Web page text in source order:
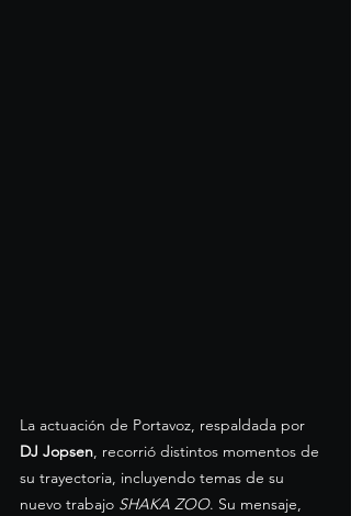
La actuación de Portavoz, respaldada por
DJ Jopsen, recorrió distintos momentos de
su trayectoria, incluyendo temas de su
nuevo trabajo SHAKA ZOO. Su mensaje,